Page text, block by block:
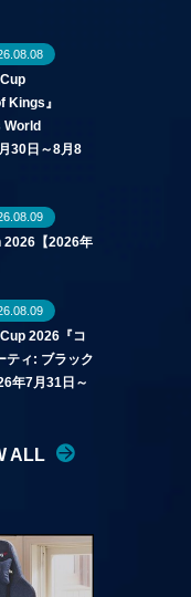
Kings』
World
30日～8月8
【2026年
2026『コ
ティ: ブラック
年7月31日～
ALL